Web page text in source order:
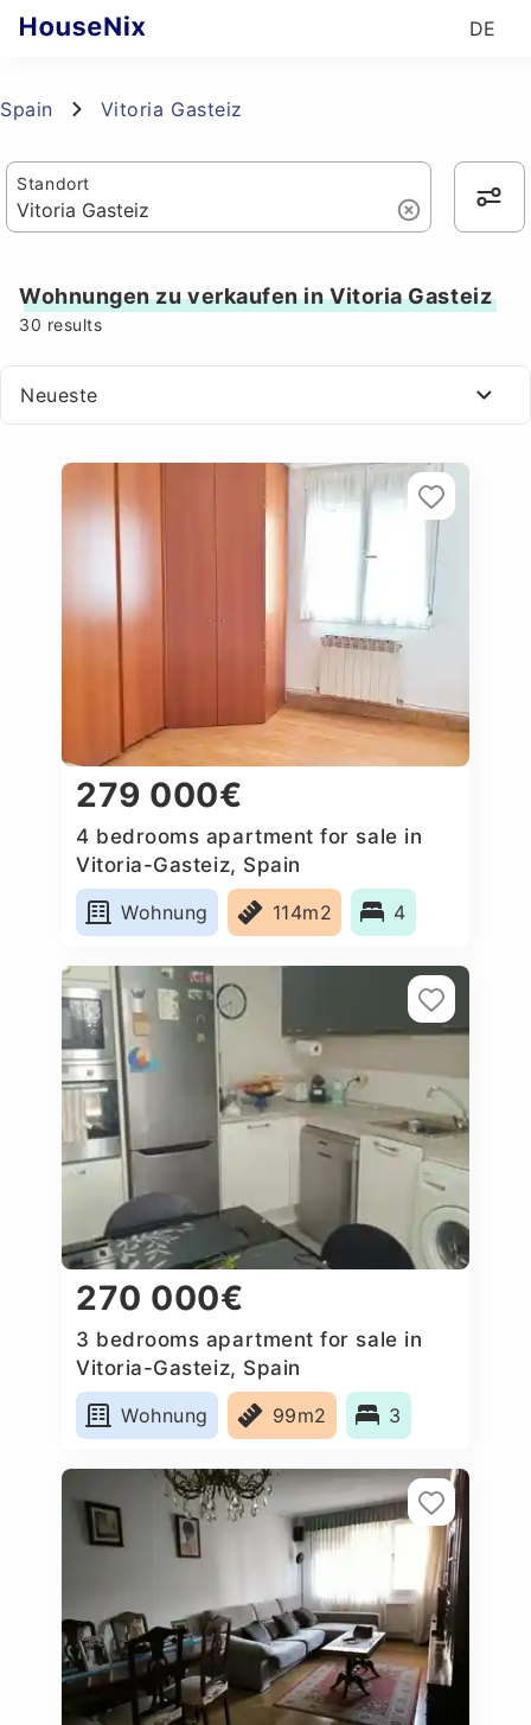
DE
Spain Vitoria Gasteiz
Standort
Wohnungen zu verkaufen in Vitoria Gasteiz
30 results
Neueste
279 000€
4 bedrooms apartment for sale in
Vitoria-Gasteiz, Spain
Wohnung
114m2 4
270 000€
3 bedrooms apartment for sale in
Vitoria-Gasteiz, Spain
Wohnung
99m2 3